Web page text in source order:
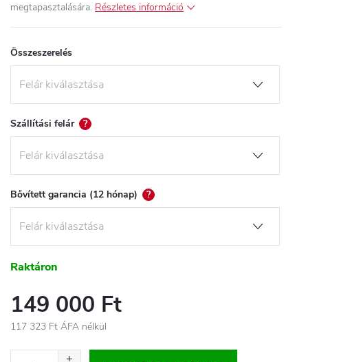
megtapasztalására. Részletes információ
Összeszerelés
Szállítási felár ?
Bővített garancia (12 hónap) ?
Raktáron
149 000 Ft
117 323 Ft ÁFA nélkül